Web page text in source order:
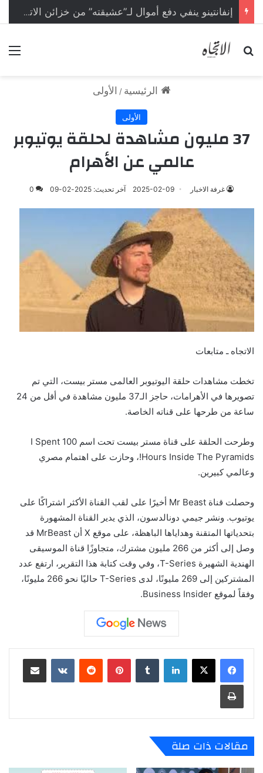
إنفانتينو ينفي دفع أموال لـ”عشيقته” من خزائن الاتحاد الأوروبي
بحث عن
الرئيسية / الأولى
الأولى
37 مليون مشاهدة لحلقة يوتيوبر
عالمي عن الأهرام
غرفة الاخبار 2025-02-09 آخر تحديث: 2025-02-09 0
الاتجاه ـ متابعات
تخطت مشاهدات حلقة اليوتيوبر العالمى مستر بيست، التي تم
تصويرها في الأهرامات، حاجز الـ37 مليون مشاهدة في أقل من 24
ساعة من طرحها على قناته الخاصة.
وطرحت الحلقة على قناة مستر بيست تحت اسم I Spent 100
Hours Inside The Pyramids!، وحازت على اهتمام مصري
وعالمي كبيرين.
وحصلت قناة Mr Beast أخيرًا على لقب القناة الأكثر اشتراكًا على
يوتيوب. ونشر جيمي دونالدسون، الذي يدير القناة المشهورة
بتحدياتها المتقنة وهداياها الباهظة، على موقع X أن MrBeast قد
وصل إلى أكثر من 266 مليون مشترك، متجاوزًا قناة الموسيقى
الهندية الشهيرة T-Series، وفي وقت كتابة هذا التقرير، ارتفع عدد
المشتركين إلى 269 مليونًا، لدى T-Series حاليًا نحو 266 مليونًا،
وفقاً لموقع Business Insider.
لينكدإن بينتيريست
مقالات ذات صلة